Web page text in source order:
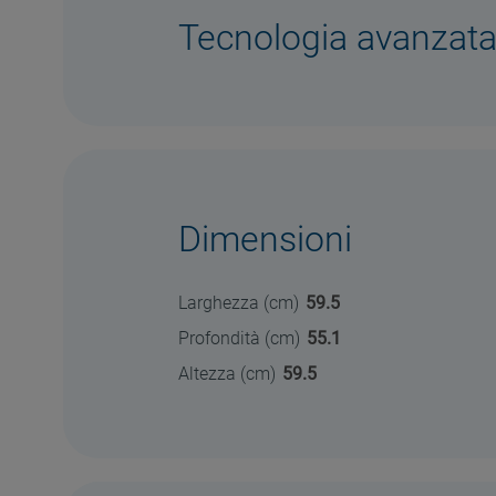
Tecnologia avanzata
Dimensioni
Larghezza (cm) 59.5
Profondità (cm) 55.1
Altezza (cm) 59.5